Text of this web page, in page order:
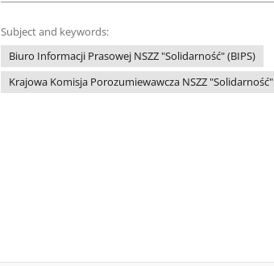
Subject and keywords:
Biuro Informacji Prasowej NSZZ "Solidarność" (BIPS)
Krajowa Komisja Porozumiewawcza NSZZ "Solidarność"